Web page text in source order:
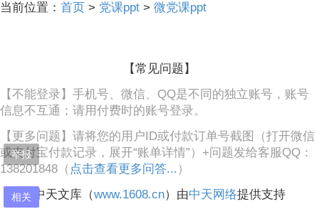
相关
举报
案作了必要的修改完善，传递改革的坚定决心。农村改革由此提速。决
坚定不移地执行以农业为基础的方针”“各项建设事业的发展，首先要考
虑农业的负担能力”等，直到今天依然是我们党领导经济工作的重要原
功，农业生产迅速恢复，乡镇企业异军突起，城市经济改革拉开序幕。,
是新中国成立以来经济发展最具活力的时期之一,然而到1984年底，出
现“经济过热”迹象，工业增速过快，投资猛增，物价上涨。通过制定“七
的重要任务。会议讨论并原则通过了中共中央关于制定国民经济和社会
当前位置： 首页 > 党课ppt > 微党课ppt
【常见问题】
【不能登录】手机号、微信、QQ是不同的独立账号，账号
信息不互通；请用付费时的账号登录。
【更多问题】请将您的用户ID或付款订单号截图（打开微信
或支付宝付款记录，展开“账单详情”）+问题发给客服QQ：
138201848（ 点击查看更多问答... ）
中天文库（www.1608.cn）由中天网络提供支持